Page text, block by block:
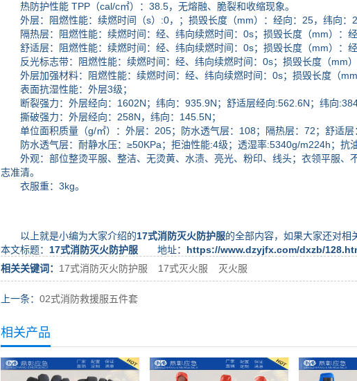
热防护性能 TPP（cal/c㎡）：38.5，无熔融、脆裂和收缩现象。
外层：阻燃性能：续燃时间（s）:0，；损毁长度（mm）：经向：25，纬向：
隔热层：阻燃性能：续燃时间：经、纬向续燃时间：0s；损毁长度（mm）：
舒适层：阻燃性能：续燃时间：经、纬向续燃时间：0s；损毁长度（mm）：
反光标志带：阻燃性能：续燃时间：经、纬向续燃时间：0s；损毁长度（mm
外层加强材料：阻燃性能：续燃时间：经、纬向续燃时间：0s；损毁长度（
表面抗湿性能：外层3级；
断裂强力：外层经向：1602N；纬向：935.9N；舒适层经向:562.6N；纬向
撕破强力：外层经向：258N，纬向：145.5N；
单位面积质量（g/㎡）：外层：205；防水透气层：108；隔热层：72；舒适层
防水透气层：耐静水压：≥50KPa；拒油性能:4级；透湿率:5340g/m224h；抗
外观：部位整烫平服、整洁、无烫黄、水渍、亮光、粉印、线头；衣领平服、
志准清。
衣服重：3kg。
以上就是小编为大家介绍的17式消防灭火防护服的全部内容，如果大家还对相
本文标题： 17式消防灭火防护服 地址： https://www.dzyjfx.com/dxzb/
相关关键词： 17式消防灭火防护服 17式灭火服 灭火服
上一条： 02式消防救援服五件套
相关产品